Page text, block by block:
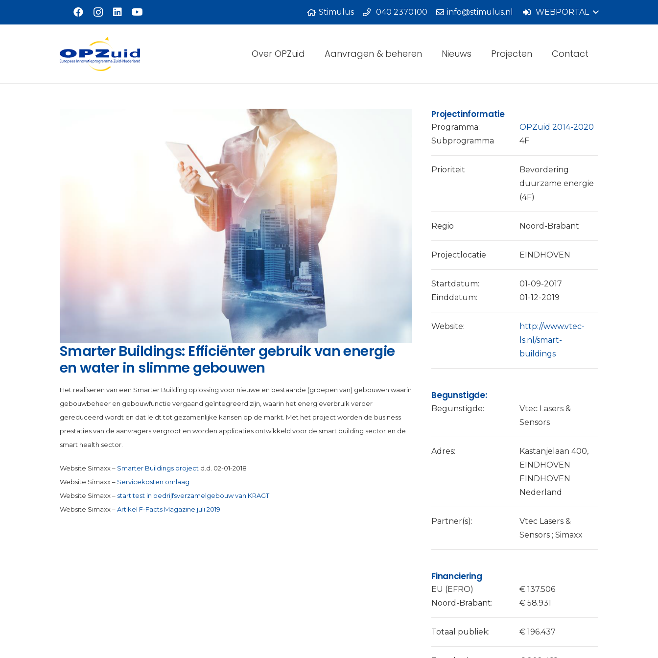
Naar hoofdinhoud
Stimulus 040 2370100 info@stimulus.nl WEBPORTAL
Over OPZuid Aanvragen & beheren Nieuws Projecten Contact
Smarter Buildings: Efficiënter gebruik van energie
en water in slimme gebouwen
Het realiseren van een Smarter Building oplossing voor nieuwe en bestaande (groepen van) gebouwen waarin
gebouwbeheer en gebouwfunctie vergaand geïntegreerd zijn, waarin het energieverbruik verder
gereduceerd wordt en dat leidt tot gezamenlijke kansen op de markt. Met het project worden de business
prestaties van de aanvragers vergroot en worden applicaties ontwikkeld voor de smart building sector en de
smart health sector.
Website Simaxx – Smarter Buildings project d.d. 02-01-2018
Website Simaxx – Servicekosten omlaag
Website Simaxx – start test in bedrijfsverzamelgebouw van KRAGT
Website Simaxx –Artikel F-Facts Magazine juli 2019
Projectinformatie
Programma:
OPZuid 2014-2020
Subprogramma
4F
Prioriteit
Bevordering
duurzame energie
(4F)
Regio Noord-Brabant
Projectlocatie EINDHOVEN
Startdatum:
01-09-2017
Einddatum:
01-12-2019
Website:
http://www.vtec-
ls.nl/smart-
buildings
Begunstigde:
Begunstigde:
Vtec Lasers &
Sensors
Adres:
Kastanjelaan 400,
EINDHOVEN
EINDHOVEN
Nederland
Partner(s):
Vtec Lasers &
Sensors ; Simaxx
Financiering
EU (EFRO)
€ 137.506
Noord-Brabant:
€ 58.931
Totaal publiek: € 196.437